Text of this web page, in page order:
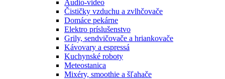
Audio-video
Čističky vzduchu a zvlhčovače
Domáce pekárne
Elektro príslušenstvo
Grily, sendvičovače a hriankovače
Kávovary a espressá
Kuchynské roboty
Meteostanica
Mixéry, smoothie a šľahače